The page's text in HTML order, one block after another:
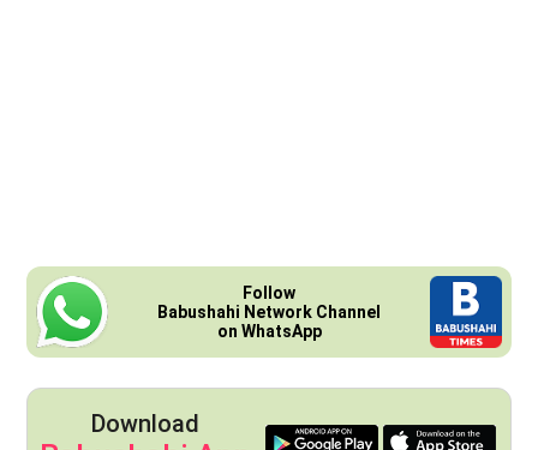
Follow
Babushahi Network Channel
on WhatsApp
Download